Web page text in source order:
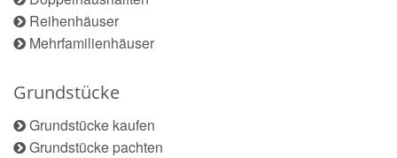
Reihenhäuser
Mehrfamilienhäuser
Grundstücke
Grundstücke kaufen
Grundstücke pachten